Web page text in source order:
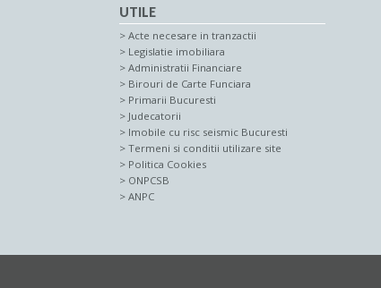
UTILE
Acte necesare in tranzactii
Legislatie imobiliara
Administratii Financiare
Birouri de Carte Funciara
Primarii Bucuresti
Judecatorii
Imobile cu risc seismic Bucuresti
Termeni si conditii utilizare site
Politica Cookies
ONPCSB
ANPC